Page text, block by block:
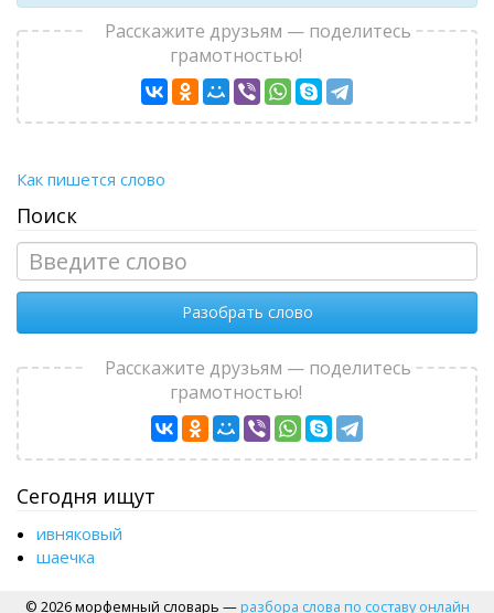
Расскажите друзьям — поделитесь
грамотностью!
Как пишется слово
Поиск
Разобрать слово
Расскажите друзьям — поделитесь
грамотностью!
Сегодня ищут
ивняковый
шаечка
© 2026 морфемный словарь —разбора слова по составу онлайн